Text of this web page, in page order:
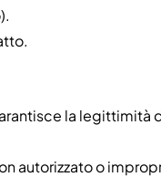
la legittimità
autorizzato o